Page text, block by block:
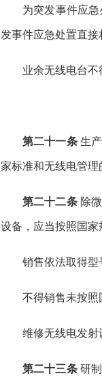
为突发事件应
发事件应急处置直接
业余无线电台不
第二十一条生产
家标准和无线电管理
第二十二条除微
设备，应当按照国
销售依法取得
不得销售未按
维修无线电发
第二十三条 研